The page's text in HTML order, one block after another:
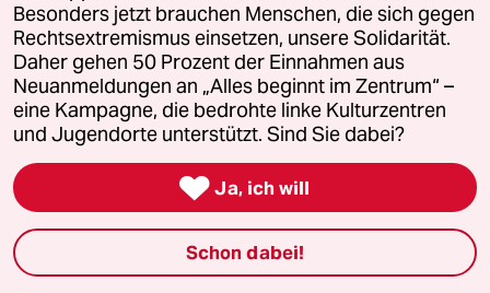
Downloads für Abonnierende
© 2026 taz Verlags und Vertriebs GmbH
Alle Rechte vorbehalten. Bei rechtlichen Fragen oder für Genehmigungen
wenden Sie sich bitte an
lizenzen@taz.de
Feedback Redaktionsstatut Kommune-Richtlinien
Besonders jetzt brauchen Menschen, die sich gegen
Rechtsextremismus einsetzen, unsere Solidarität.
Daher gehen 50 Prozent der Einnahmen aus
Neuanmeldungen an „Alles beginnt im Zentrum“ –
eine Kampagne, die bedrohte linke Kulturzentren
und Jugendorte unterstützt. Sind Sie dabei?
 Ja, ich will
Schon dabei!